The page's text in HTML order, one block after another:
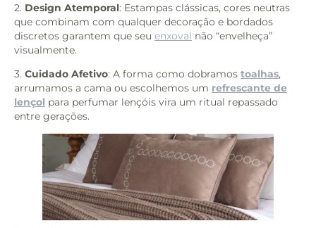
2. Design Atemporal: Estampas clássicas, cores neutras
que combinam com qualquer decoração e bordados
discretos garantem que seu enxoval não “envelheça”
visualmente.
3. Cuidado Afetivo: A forma como dobramos toalhas,
arrumamos a cama ou escolhemos um refrescante de
lençol para perfumar lençóis vira um ritual repassado
entre gerações.